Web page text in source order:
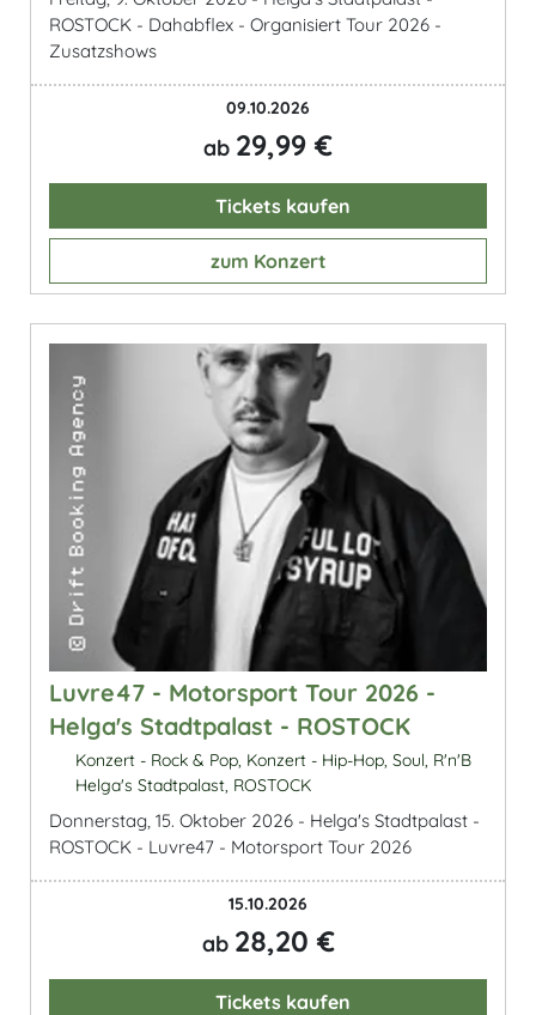
ROSTOCK - Dahabflex - Organisiert Tour 2026 -
Zusatzshows
09.10.2026
ab 29,99 €
Tickets kaufen
zum Konzert
Luvre47 - Motorsport Tour 2026 -
Helga's Stadtpalast - ROSTOCK
Konzert - Rock & Pop, Konzert - Hip-Hop, Soul, R'n'B
Helga's Stadtpalast, ROSTOCK
Donnerstag, 15. Oktober 2026 - Helga's Stadtpalast -
ROSTOCK - Luvre47 - Motorsport Tour 2026
15.10.2026
ab 28,20 €
Tickets kaufen